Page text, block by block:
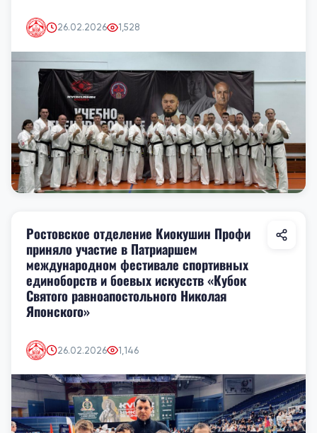
26.02.2026 1,528
Ростовское отделение Киокушин Профи
приняло участие в Патриаршем
международном фестивале спортивных
единоборств и боевых искусств «Кубок
Святого равноапостольного Николая
Японского»
26.02.2026 1,146